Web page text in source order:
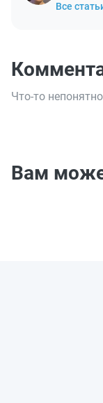
Все
Что-то
Вам